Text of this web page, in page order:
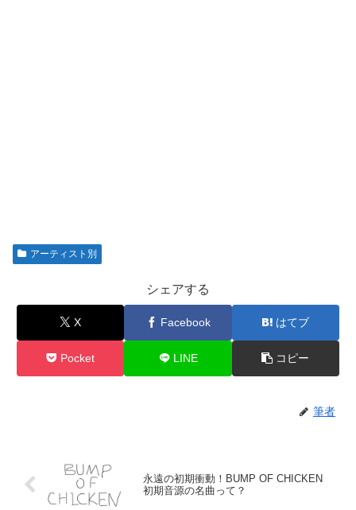
アーティスト別
シェアする
X Facebook はてブ
Pocket LINE コピー
筆者
永遠の初期衝動！BUMP OF CHICKEN
初期音源の名曲って？